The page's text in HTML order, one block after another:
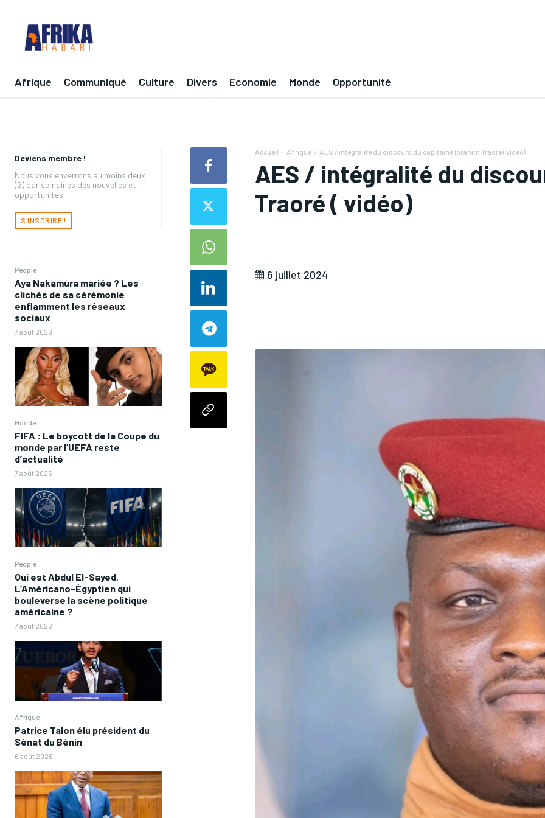
Afrique Communiqué Culture Divers Economie Monde Opportunité
Deviens membre !
Nous vous enverrons au moins deux
(2) par semaines des nouvelles et
opportunités
S'INSCRIRE !
People
Aya Nakamura mariée ? Les
clichés de sa cérémonie
enflamment les réseaux
sociaux
7 août 2026
Monde
FIFA : Le boycott de la Coupe du
monde par l’UEFA reste
d’actualité
7 août 2026
People
Qui est Abdul El-Sayed,
L’Américano-Égyptien qui
bouleverse la scène politique
américaine ?
7 août 2026
Afrique
Patrice Talon élu président du
Sénat du Bénin
6 août 2026
Accueil Afrique AES / intégralité du discours du capitaine Ibrahim Traoré ( vidéo)
AES / intégralité du
Traoré ( vidéo)
6 juillet 2024